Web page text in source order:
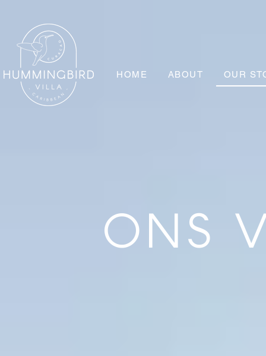
HOME ABOUT OUR
ONS